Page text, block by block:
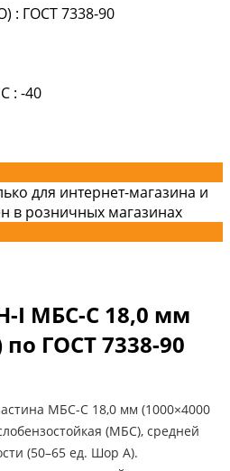
: ГОСТ 7338-90
: -40
для интернет-магазина и
в розничных магазинах
I МБС-С 18,0 мм
ГОСТ 7338-90
МБС-С 18,0 мм (1000×4000
(МБС), средней
(50–65 ед. Шор А).